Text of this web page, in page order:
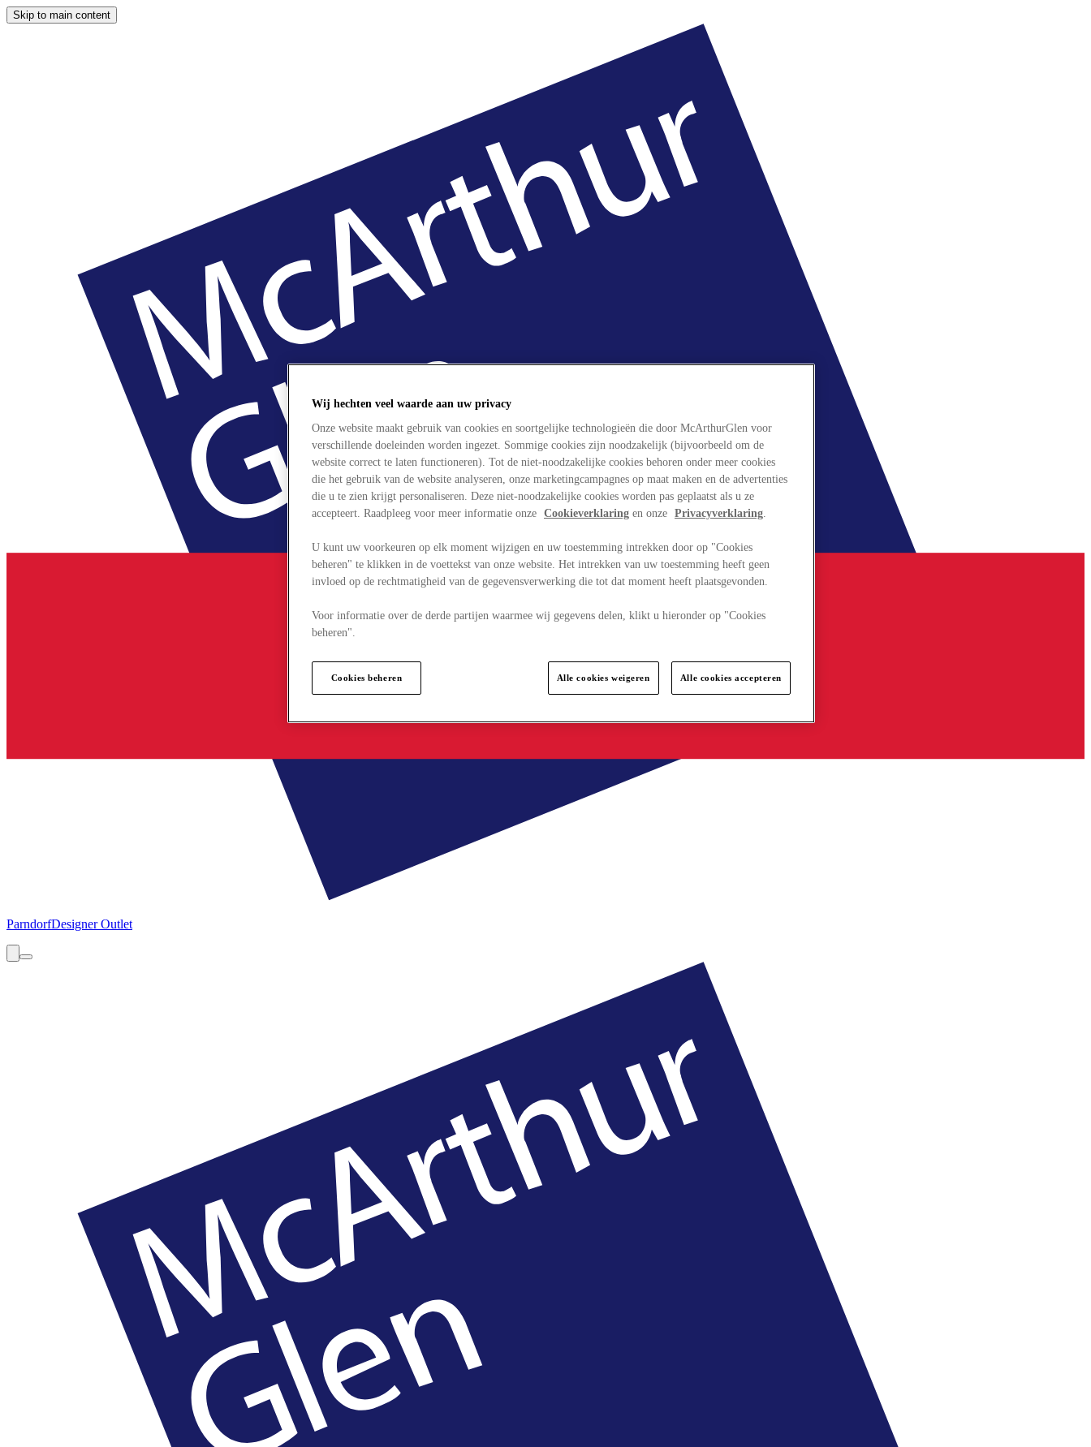
Skip to main content
ParndorfDesigner Outlet
Wij hechten veel waarde aan uw privacy
Onze website maakt gebruik van cookies en soortgelijke technologieën die door McArthurGlen voor
verschillende doeleinden worden ingezet. Sommige cookies zijn noodzakelijk (bijvoorbeeld om de
website correct te laten functioneren). Tot de niet-noodzakelijke cookies behoren onder meer cookies
die het gebruik van de website analyseren, onze marketingcampagnes op maat maken en de advertenties
die u te zien krijgt personaliseren. Deze niet-noodzakelijke cookies worden pas geplaatst als u ze
accepteert. Raadpleeg voor meer informatie onze Cookieverklaring en onze Privacyverklaring.
U kunt uw voorkeuren op elk moment wijzigen en uw toestemming intrekken door op "Cookies
beheren" te klikken in de voettekst van onze website. Het intrekken van uw toestemming heeft geen
invloed op de rechtmatigheid van de gegevensverwerking die tot dat moment heeft plaatsgevonden.
Voor informatie over de derde partijen waarmee wij gegevens delen, klikt u hieronder op "Cookies
beheren".
Cookies beheren Alle cookies weigeren Alle cookies accepteren